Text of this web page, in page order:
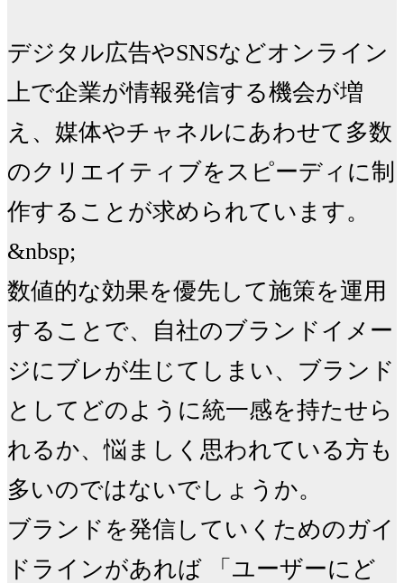
デジタル広告やSNSなどオンライン
上で企業が情報発信する機会が増
え、媒体やチャネルにあわせて多数
のクリエイティブをスピーディに制
作することが求められています。
&nbsp;
数値的な効果を優先して施策を運用
することで、自社のブランドイメー
ジにブレが生じてしまい、ブランド
としてどのように統一感を持たせら
れるか、悩ましく思われている方も
多いのではないでしょうか。
ブランドを発信していくためのガイ
ドラインがあれば 「ユーザーにど